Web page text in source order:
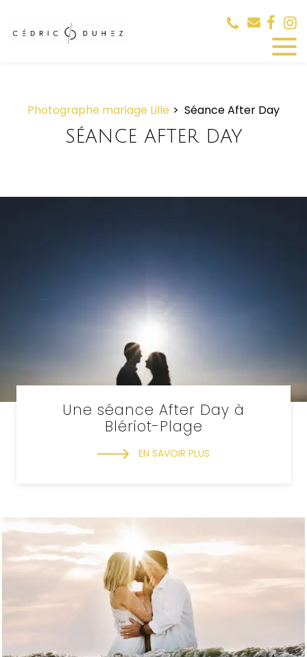
Photographe mariage Lille Séance After Day
SÉANCE AFTER DAY
Une séance After Day à
Blériot-Plage
EN SAVOIR PLUS